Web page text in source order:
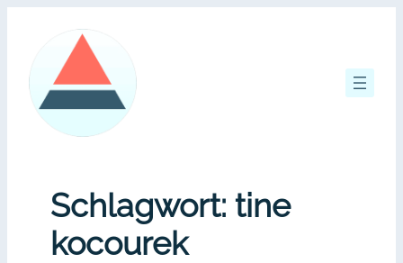
springen
Schlagwort: tine
kocourek